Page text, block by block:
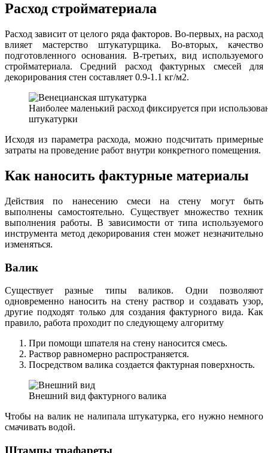
Расход стройматериала
Расход зависит от целого ряда факторов. Во-первых, на расход
влияет мастерство штукатурщика. Во-вторых, качество
подготовленного основания. В-третьих, вид используемого
стройматериала. Средний расход фактурных смесей для
декорирования стен составляет 0.9-1.1 кг/м2.
Наиболее маленький расход фиксируется при
штукатурки
Исходя из параметра расхода, можно подсчитать примерные
затраты на проведение работ внутри конкретного помещения.
Как наносить фактурные материалы
Действия по нанесению смеси на стену могут быть
выполнены самостоятельно. Существует множество техник
выполнения работы. В зависимости от типа используемого
инструмента метод декорирования стен может незначительно
изменяться.
Валик
Существует разные типы валиков. Одни позволяют
одновременно наносить на стену раствор и создавать узор,
другие подходят только для создания фактурного вида. Как
правило, работа проходит по следующему алгоритму
При помощи шпателя на стену наносится смесь.
Раствор равномерно распространяется.
Посредством валика создается фактурная поверхность.
Внешний вид фактурного валика
Чтобы на валик не налипала штукатурка, его нужно немного
смачивать водой.
Штампы трафареты